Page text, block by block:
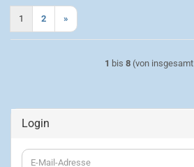
1 2 »
1 bis 8(von insgesamt
Login
E-